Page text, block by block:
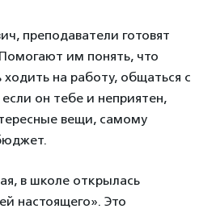
преподаватели готовят
им понять, что
на работу, общаться с
он тебе и неприятен,
вещи, самому
в школе открылась
настоящего». Это